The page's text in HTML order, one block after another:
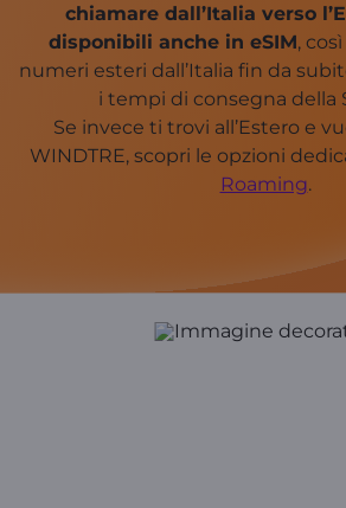
chiamare dall’Italia verso
disponibili anche in eSIM,
numeri esteri dall’Italia fin da
i tempi di consegna della
Se invece ti trovi all’Estero e
WINDTRE, scopri le opzioni
Roaming.